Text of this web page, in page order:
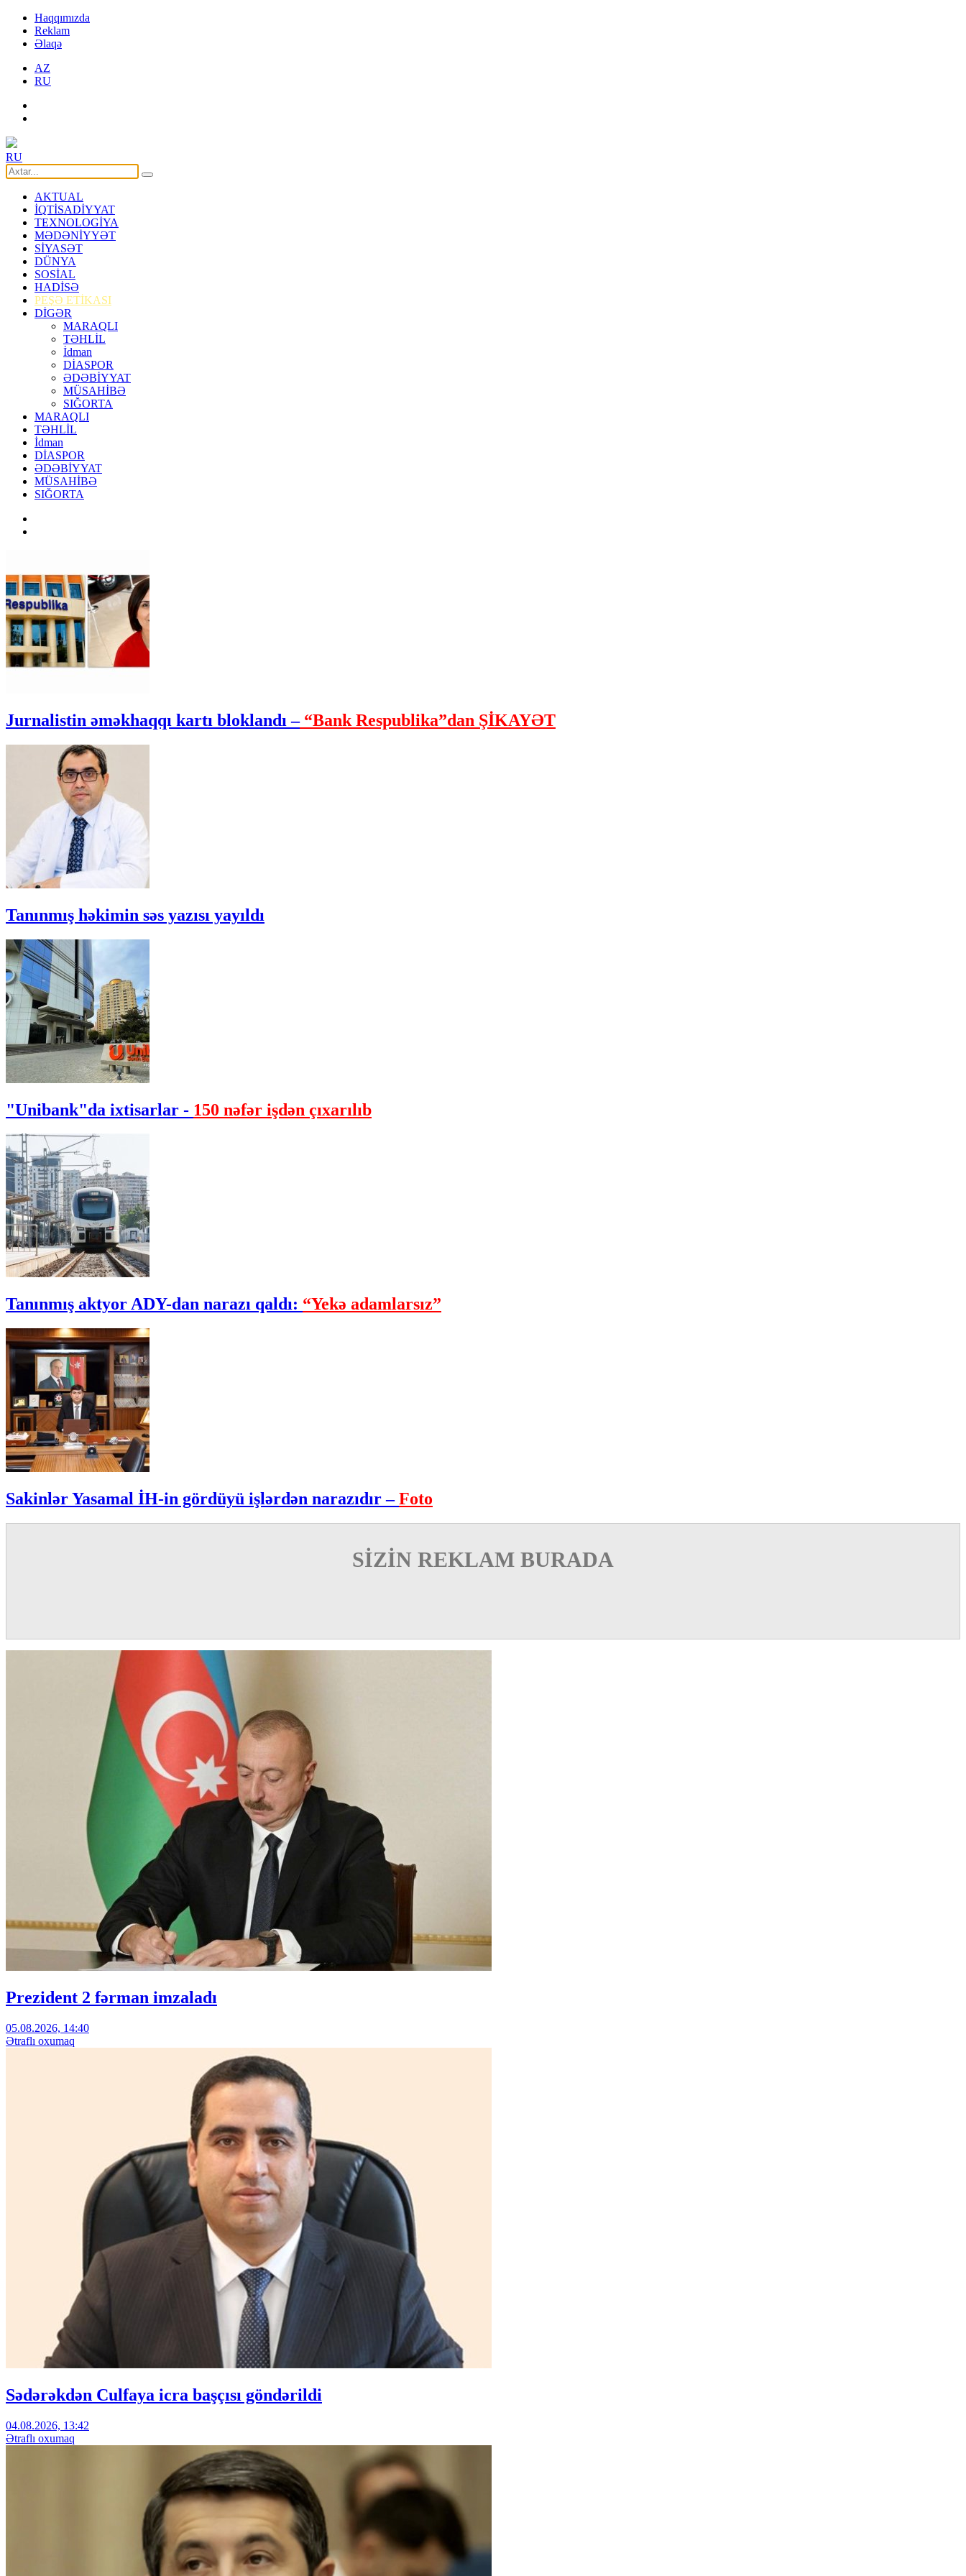
Haqqımızda
Reklam
Əlaqə
AZ
RU
RU
AKTUAL
İQTİSADİYYAT
TEXNOLOGİYA
MƏDƏNİYYƏT
SİYASƏT
DÜNYA
SOSİAL
HADİSƏ
PEŞƏ ETİKASI
DİGƏR
MARAQLI
TƏHLİL
İdman
DİASPOR
ƏDƏBİYYAT
MÜSAHİBƏ
SIĞORTA
MARAQLI
TƏHLİL
İdman
DİASPOR
ƏDƏBİYYAT
MÜSAHİBƏ
SIĞORTA
Jurnalistin əməkhaqqı kartı bloklandı –“Bank Respublika”dan ŞİKAYƏT
Tanınmış həkimin səs yazısı yayıldı
"Unibank"da ixtisarlar - 150 nəfər işdən çıxarılıb
Tanınmış aktyor ADY-dan narazı qaldı: “Yekə adamlarsız”
Sakinlər Yasamal İH-in gördüyü işlərdən narazıdır –Foto
SİZİN REKLAM BURADA
Prezident 2 fərman imzaladı
05.08.2026, 14:40
Ətraflı oxumaq
Sədərəkdən Culfaya icra başçısı göndərildi
04.08.2026, 13:42
Ətraflı oxumaq